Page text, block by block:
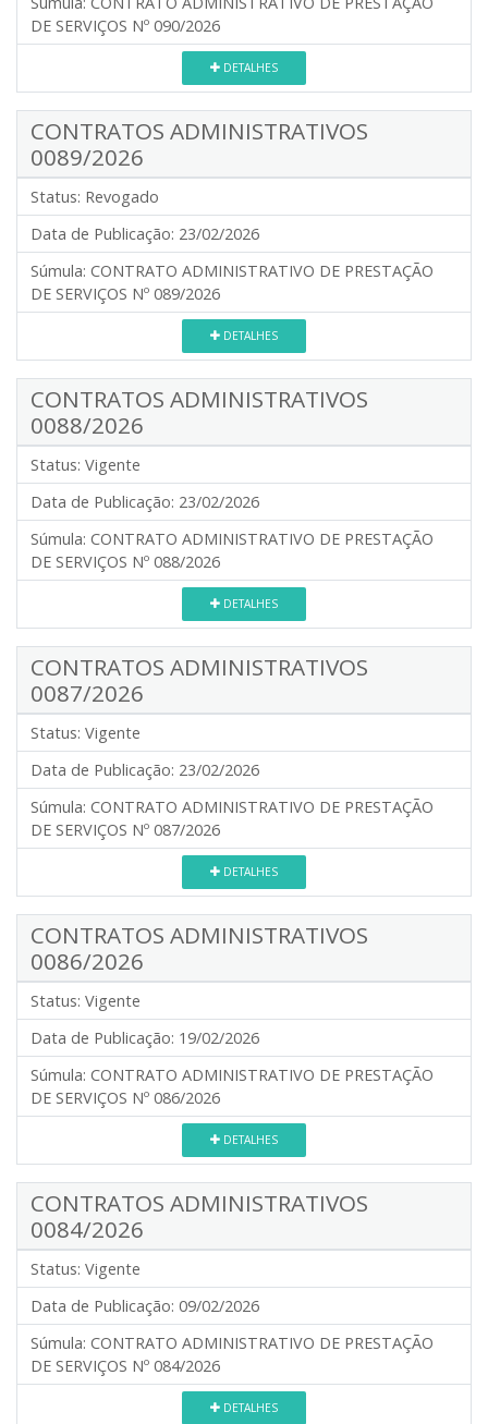
DE SERVIÇOS Nº 090/2026
DETALHES
CONTRATOS ADMINISTRATIVOS
0089/2026
Status: Revogado
Data de Publicação: 23/02/2026
Súmula: CONTRATO ADMINISTRATIVO DE PRESTAÇÃO
DE SERVIÇOS Nº 089/2026
DETALHES
CONTRATOS ADMINISTRATIVOS
0088/2026
Status: Vigente
Data de Publicação: 23/02/2026
Súmula: CONTRATO ADMINISTRATIVO DE PRESTAÇÃO
DE SERVIÇOS Nº 088/2026
DETALHES
CONTRATOS ADMINISTRATIVOS
0087/2026
Status: Vigente
Data de Publicação: 23/02/2026
Súmula: CONTRATO ADMINISTRATIVO DE PRESTAÇÃO
DE SERVIÇOS Nº 087/2026
DETALHES
CONTRATOS ADMINISTRATIVOS
0086/2026
Status: Vigente
Data de Publicação: 19/02/2026
Súmula: CONTRATO ADMINISTRATIVO DE PRESTAÇÃO
DE SERVIÇOS Nº 086/2026
DETALHES
CONTRATOS ADMINISTRATIVOS
0084/2026
Status: Vigente
Data de Publicação: 09/02/2026
Súmula: CONTRATO ADMINISTRATIVO DE PRESTAÇÃO
DE SERVIÇOS Nº 084/2026
DETALHES